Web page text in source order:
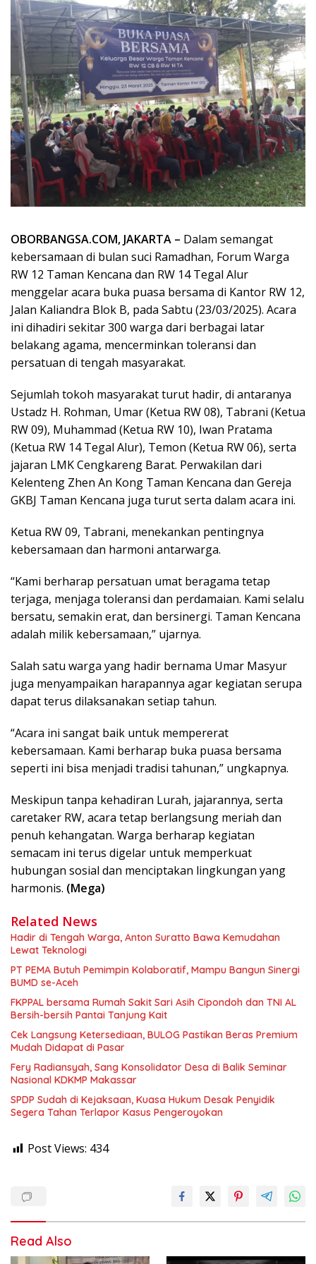
OBORBANGSA.COM, JAKARTA – Dalam semangat
kebersamaan di bulan suci Ramadhan, Forum Warga
RW 12 Taman Kencana dan RW 14 Tegal Alur
menggelar acara buka puasa bersama di Kantor RW 12,
Jalan Kaliandra Blok B, pada Sabtu (23/03/2025). Acara
ini dihadiri sekitar 300 warga dari berbagai latar
belakang agama, mencerminkan toleransi dan
persatuan di tengah masyarakat.
Sejumlah tokoh masyarakat turut hadir, di antaranya
Ustadz H. Rohman, Umar (Ketua RW 08), Tabrani (Ketua
RW 09), Muhammad (Ketua RW 10), Iwan Pratama
(Ketua RW 14 Tegal Alur), Temon (Ketua RW 06), serta
jajaran LMK Cengkareng Barat. Perwakilan dari
Kelenteng Zhen An Kong Taman Kencana dan Gereja
GKBJ Taman Kencana juga turut serta dalam acara ini.
Ketua RW 09, Tabrani, menekankan pentingnya
kebersamaan dan harmoni antarwarga.
“Kami berharap persatuan umat beragama tetap
terjaga, menjaga toleransi dan perdamaian. Kami selalu
bersatu, semakin erat, dan bersinergi. Taman Kencana
adalah milik kebersamaan,” ujarnya.
Salah satu warga yang hadir bernama Umar Masyur
juga menyampaikan harapannya agar kegiatan serupa
dapat terus dilaksanakan setiap tahun.
“Acara ini sangat baik untuk mempererat
kebersamaan. Kami berharap buka puasa bersama
seperti ini bisa menjadi tradisi tahunan,” ungkapnya.
Meskipun tanpa kehadiran Lurah, jajarannya, serta
caretaker RW, acara tetap berlangsung meriah dan
penuh kehangatan. Warga berharap kegiatan
semacam ini terus digelar untuk memperkuat
hubungan sosial dan menciptakan lingkungan yang
harmonis. (Mega)
Related News
Hadir di Tengah Warga, Anton Suratto Bawa Kemudahan
Lewat Teknologi
PT PEMA Butuh Pemimpin Kolaboratif, Mampu Bangun Sinergi
BUMD se-Aceh
FKPPAL bersama Rumah Sakit Sari Asih Cipondoh dan TNI AL
Bersih-bersih Pantai Tanjung Kait
Cek Langsung Ketersediaan, BULOG Pastikan Beras Premium
Mudah Didapat di Pasar
Fery Radiansyah, Sang Konsolidator Desa di Balik Seminar
Nasional KDKMP Makassar
SPDP Sudah di Kejaksaan, Kuasa Hukum Desak Penyidik
Segera Tahan Terlapor Kasus Pengeroyokan
Post Views: 434
Read Also